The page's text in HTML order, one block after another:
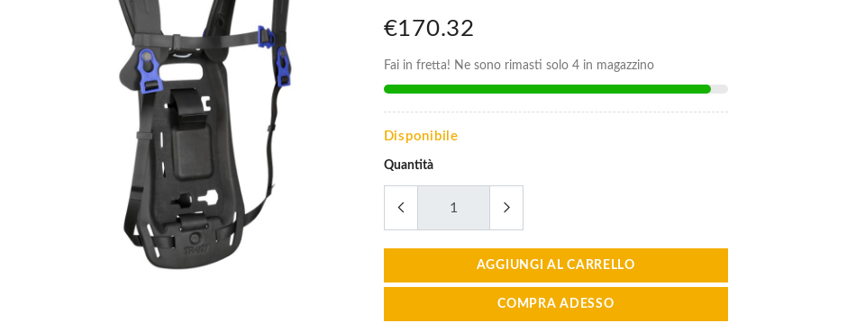
€170.32
Fai in fretta! Ne sono rimasti solo 4 in magazzino
Disponibile
Quantità
AGGIUNGI AL CARRELLO
COMPRA ADESSO